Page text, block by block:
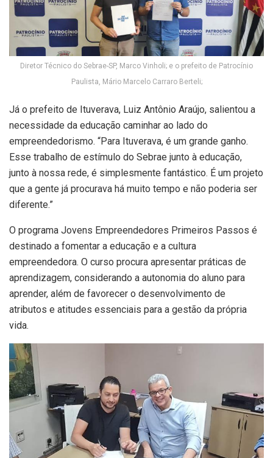
Diretor Técnico do Sebrae-SP, Marco Vinholi; e o prefeito de Patrocínio
Paulista, Mário Marcelo Carraro Berteli;
Já o prefeito de Ituverava, Luiz Antônio Araújo, salientou a
necessidade da educação caminhar ao lado do
empreendedorismo. “Para Ituverava, é um grande ganho.
Esse trabalho de estímulo do Sebrae junto à educação,
junto à nossa rede, é simplesmente fantástico. É um projeto
que a gente já procurava há muito tempo e não poderia ser
diferente.”
O programa Jovens Empreendedores Primeiros Passos é
destinado a fomentar a educação e a cultura
empreendedora. O curso procura apresentar práticas de
aprendizagem, considerando a autonomia do aluno para
aprender, além de favorecer o desenvolvimento de
atributos e atitudes essenciais para a gestão da própria
vida.